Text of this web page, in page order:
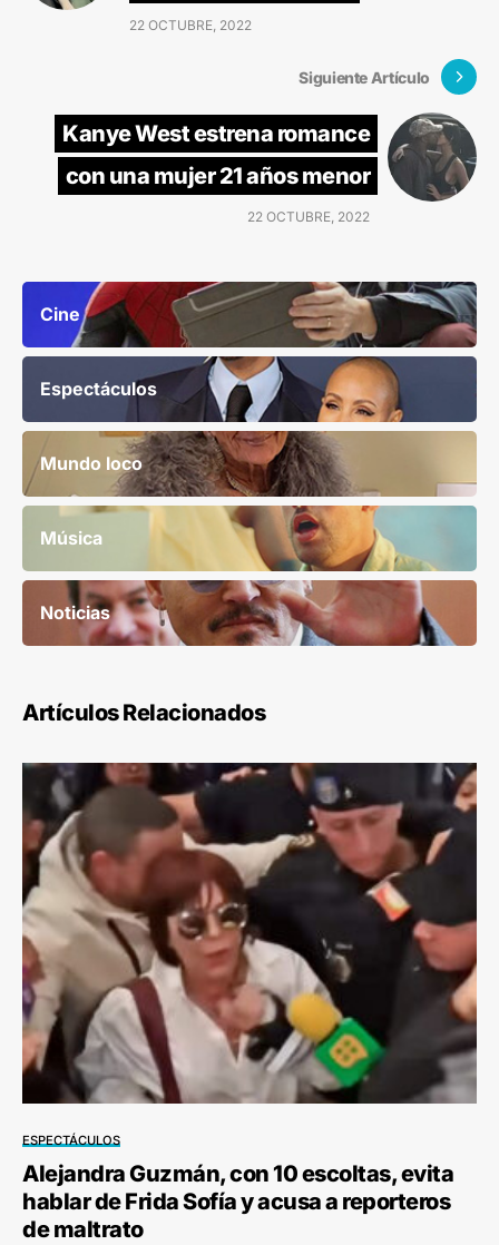
22 OCTUBRE, 2022
Siguiente Artículo
Kanye West estrena romance
con una mujer 21 años menor
22 OCTUBRE, 2022
Cine
Espectáculos
Mundo loco
Música
Noticias
Artículos Relacionados
ESPECTÁCULOS
Alejandra Guzmán, con 10 escoltas, evita
hablar de Frida Sofía y acusa a reporteros
de maltrato